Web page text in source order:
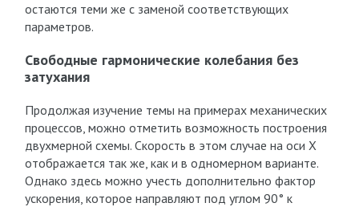
остаются теми же с заменой соответствующих
параметров.
Свободные гармонические колебания без
затухания
Продолжая изучение темы на примерах механических
процессов, можно отметить возможность построения
двухмерной схемы. Скорость в этом случае на оси Х
отображается так же, как и в одномерном варианте.
Однако здесь можно учесть дополнительно фактор
ускорения, которое направляют под углом 90° к